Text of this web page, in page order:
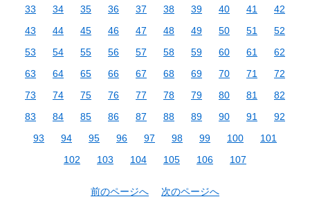
33
34 35 36 37 38 39 40 41
42
43
44 45 46 47 48 49 50 51
52
53
54 55 56 57 58 59 60 61
62
63
64 65 66 67 68 69 70 71
72
73
74 75 76 77 78 79 80 81
82
83
84 85 86 87 88 89 90 91
92
93
94 95 96 97 98 99 100
101
102
103 104 105 106 107
前のページへ 次のページへ